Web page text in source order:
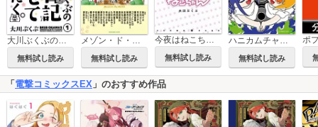
大川ぶくぶのお日記させていただく。
無料試し読み
メゾン・ド・ねこ
無料試し読み
今夜はねこちゃん
無料試し読み
ハニカムチャッカ
無料試し読み
「 電撃コミックスEX 」のおすすめ作品